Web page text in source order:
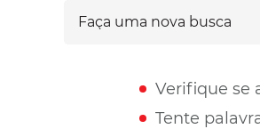
Verifique se
Tente